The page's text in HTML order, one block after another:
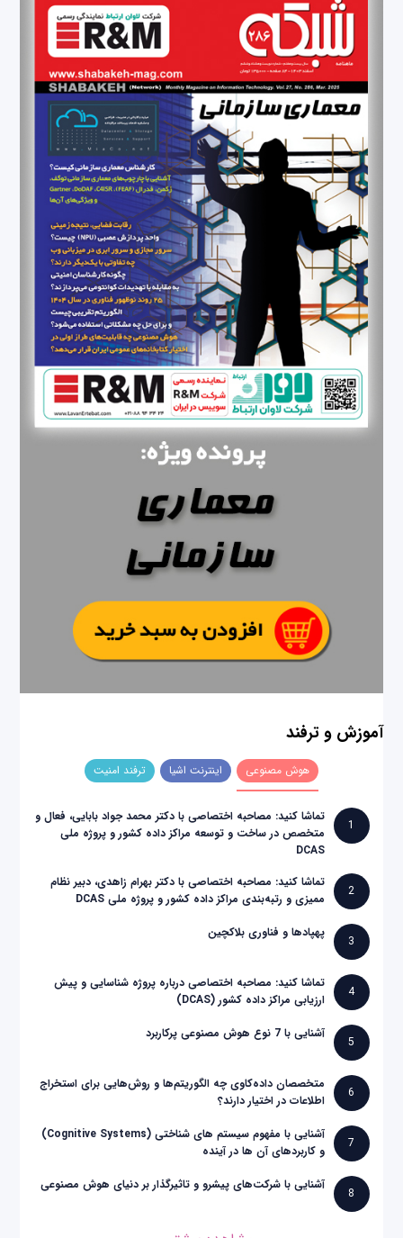
آموزش و ترفند
هوش مصنوعی اینترنت اشیا ترفند امنیت
1
تماشا کنید: مصاحبه اختصاصی با دکتر محمد جواد بابایی، فعال و
متخصص در ساخت و توسعه مراکز داده کشور و پروژه ملی
DCAS
2
تماشا کنید: مصاحبه اختصاصی با دکتر بهرام زاهدی، دبیر نظام
ممیزی و رتبه‌بندی مراکز داده کشور و پروژه ملی DCAS
3
پهپادها و فناوری بلاکچین
4
تماشا کنید: مصاحبه اختصاصی درباره پروژه شناسایی و پیش
ارزیابی مراکز داده کشور (DCAS)
5
آشنایی با 7 نوع هوش مصنوعی پرکاربرد
6
متخصصان داده‌کاوی چه الگوریتم‌ها و روش‌هایی برای استخراج
اطلاعات در اختیار دارند؟
7
آشنایی با مفهوم سیستم های شناختی (Cognitive Systems)
و کاربردهای آن ها در آینده
8
آشنایی با شرکت‌های پیشرو و تاثیرگذار بر دنیای هوش مصنوعی